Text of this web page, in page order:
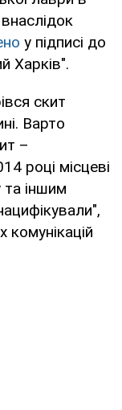
у підписі до
Харків".
скит
Варто
–
році місцеві
та іншим
комунікацій